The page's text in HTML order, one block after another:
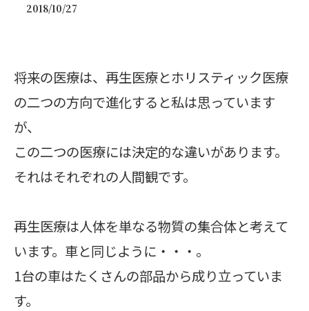
2018/10/27
将来の医療は、再生医療とホリスティック医療
の二つの方向で進化すると私は思っています
が、
この二つの医療には決定的な違いがあります。
それはそれぞれの人間観です。
再生医療は人体を単なる物質の集合体と考えて
います。車と同じように・・・。
1台の車はたくさんの部品から成り立っていま
す。